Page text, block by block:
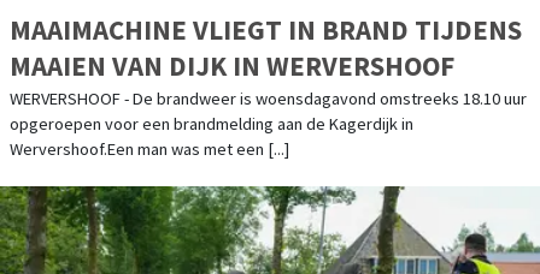
MAAIMACHINE VLIEGT IN BRAND TIJDENS
MAAIEN VAN DIJK IN WERVERSHOOF
WERVERSHOOF - De brandweer is woensdagavond omstreeks 18.10 uur
opgeroepen voor een brandmelding aan de Kagerdijk in
Wervershoof.Een man was met een [...]